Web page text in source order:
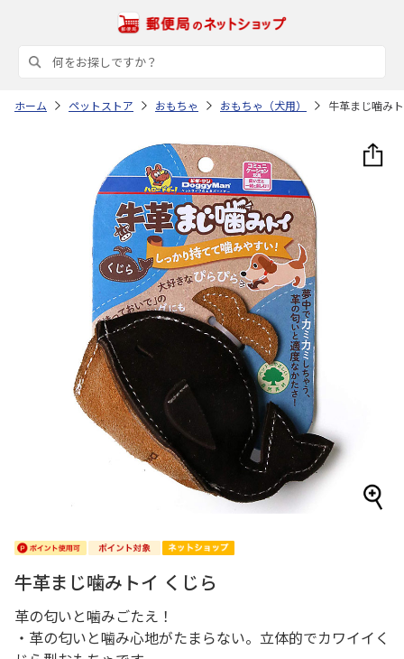
ホーム ペットストア おもちゃ おもちゃ（犬用） 牛革まじ噛み
牛革まじ噛みトイ くじら
革の匂いと噛みごたえ！
・革の匂いと噛み心地がたまらない。立体的でカワイイく